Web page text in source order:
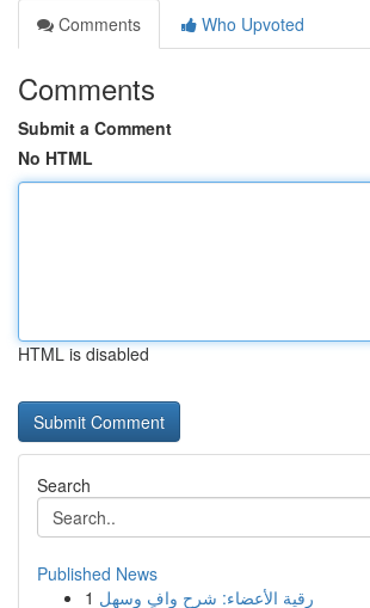
Comments
Who Upvoted
Comments
Submit a Comment
No HTML
HTML is disabled
Search
Published News
1 رقية الأعضاء: شرح وافٍ وسهل